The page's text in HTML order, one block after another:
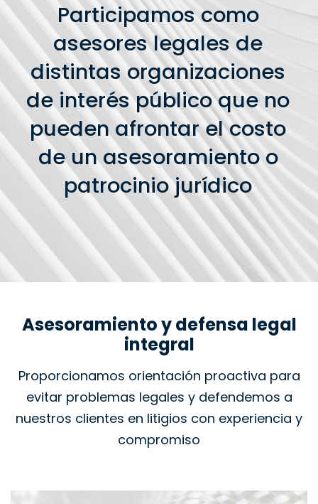
Participamos como
asesores legales de
distintas organizaciones
de interés público que no
pueden afrontar el costo
de un asesoramiento o
patrocinio jurídico
Asesoramiento y defensa legal
integral
Proporcionamos orientación proactiva para
evitar problemas legales y defendemos a
nuestros clientes en litigios con experiencia y
compromiso